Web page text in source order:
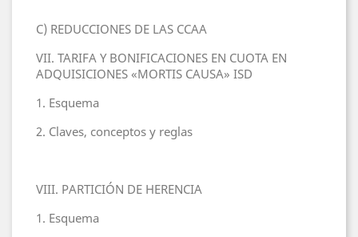
C) REDUCCIONES DE LAS CCAA
VII. TARIFA Y BONIFICACIONES EN CUOTA EN
ADQUISICIONES «MORTIS CAUSA» ISD
1. Esquema
2. Claves, conceptos y reglas
VIII. PARTICIÓN DE HERENCIA
1. Esquema